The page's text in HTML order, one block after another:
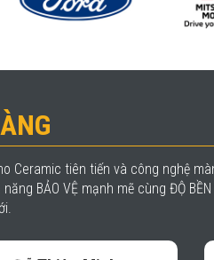
Ceramic tiên tiến và công nghệ
BẢO VỆ mạnh mẽ cùng ĐỘ